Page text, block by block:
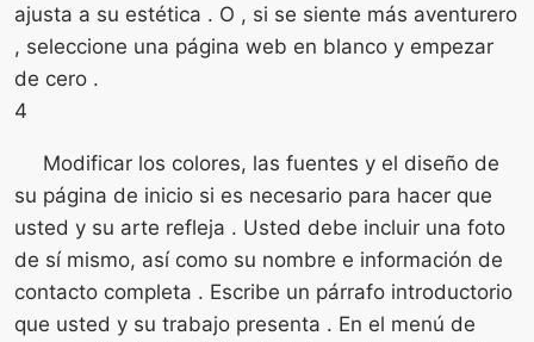
ajusta a su estética . O , si se siente más aventurero
, seleccione una página web en blanco y empezar
de cero .
4
Modificar los colores, las fuentes y el diseño de
su página de inicio si es necesario para hacer que
usted y su arte refleja . Usted debe incluir una foto
de sí mismo, así como su nombre e información de
contacto completa . Escribe un párrafo introductorio
que usted y su trabajo presenta . En el menú de